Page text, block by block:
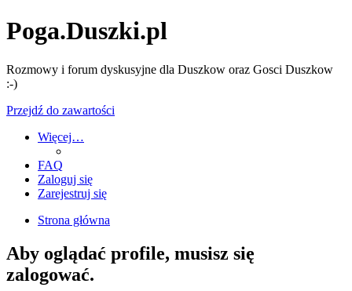
Poga.Duszki.pl
Rozmowy i forum dyskusyjne dla Duszkow oraz Gosci Duszkow
:-)
Przejdź do zawartości
Więcej…
FAQ
Zaloguj się
Zarejestruj się
Strona główna
Aby oglądać profile, musisz się
zalogować.